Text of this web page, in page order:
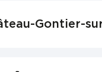
Gontier-